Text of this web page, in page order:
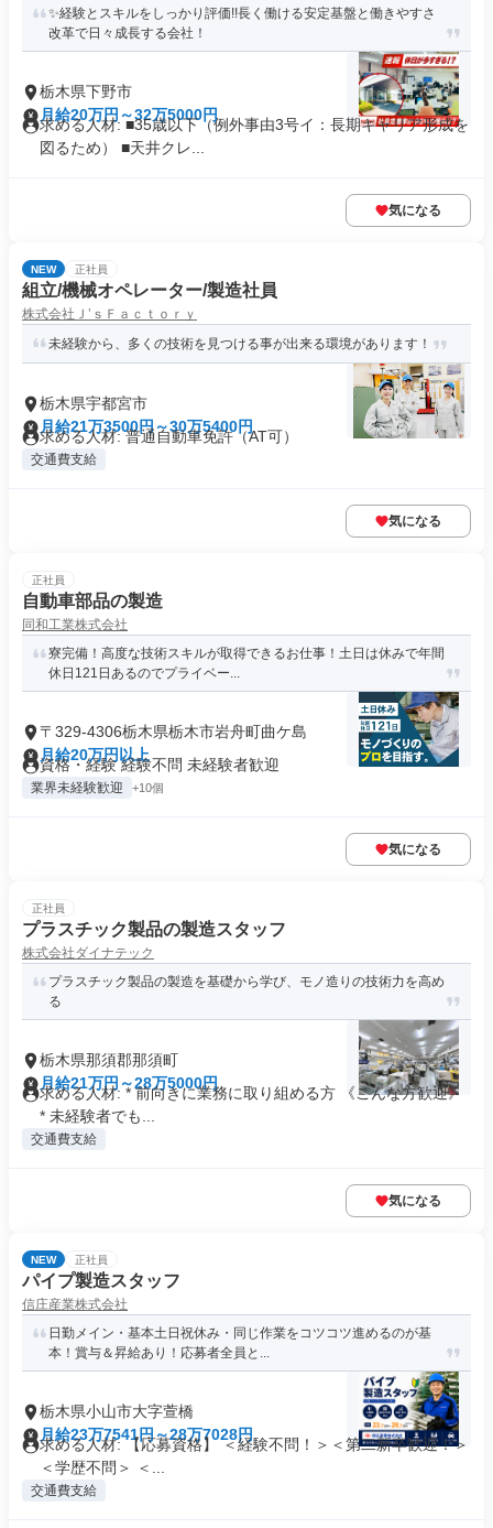
✨経験とスキルをしっかり評価!!長く働ける安定基盤と働きやすさ
改革で日々成長する会社！
栃木県下野市
月給20万円～32万5000円
求める人材: ■35歳以下（例外事由3号イ：長期キャリア形成を
図るため） ■天井クレ...
気になる
NEW 正社員
組立/機械オペレーター/製造社員
株式会社Ｊ’ｓＦａｃｔｏｒｙ
未経験から、多くの技術を見つける事が出来る環境があります！
栃木県宇都宮市
月給21万3500円～30万5400円
求める人材: 普通自動車免許（AT可）
交通費支給
気になる
正社員
自動車部品の製造
同和工業株式会社
寮完備！高度な技術スキルが取得できるお仕事！土日は休みで年間
休日121日あるのでプライベー...
〒329-4306栃木県栃木市岩舟町曲ケ島
月給20万円以上
資格・経験 経験不問 未経験者歓迎
業界未経験歓迎 +10個
気になる
正社員
プラスチック製品の製造スタッフ
株式会社ダイナテック
プラスチック製品の製造を基礎から学び、モノ造りの技術力を高め
る
栃木県那須郡那須町
月給21万円～28万5000円
求める人材: * 前向きに業務に取り組める方 《こんな方歓迎》
* 未経験者でも...
交通費支給
気になる
NEW 正社員
パイプ製造スタッフ
信庄産業株式会社
日勤メイン・基本土日祝休み・同じ作業をコツコツ進めるのが基
本！賞与＆昇給あり！応募者全員と...
栃木県小山市大字萱橋
月給23万7541円～28万7028円
求める人材: 【応募資格】 ＜経験不問！＞＜第二新卒歓迎！＞
＜学歴不問＞ ＜...
交通費支給